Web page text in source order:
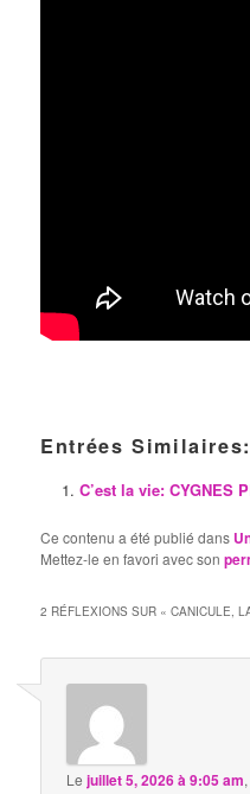
Entrées Similaires:
C’est la vie: CYGNES
Ce contenu a été publié dans
Mettez-le en favori avec son
2 RÉFLEXIONS SUR «CANICULE,
Lejuillet 5, 2026 à 9:05 am